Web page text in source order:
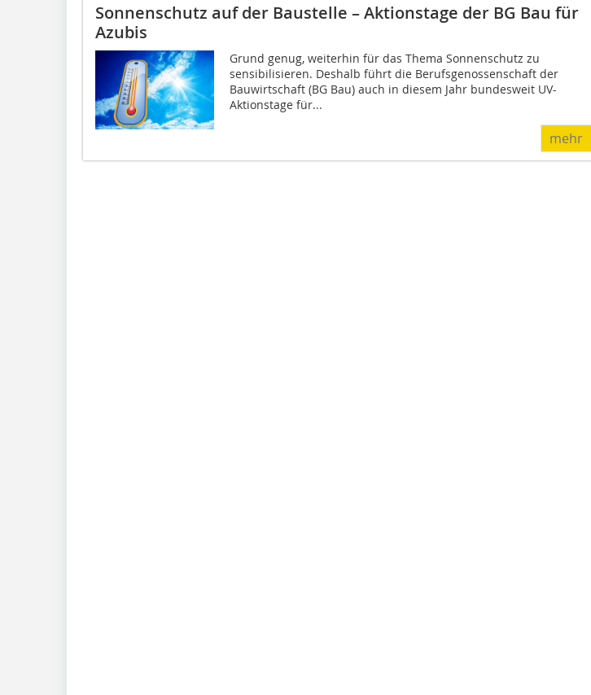
Sonnenschutz auf der Baustelle – Aktionstage der BG Bau für
Azubis
Grund genug, weiterhin für das Thema Sonnenschutz zu
sensibilisieren. Deshalb führt die Berufsgenossenschaft der
Bauwirtschaft (BG Bau) auch in diesem Jahr bundesweit UV-
Aktionstage für...
mehr